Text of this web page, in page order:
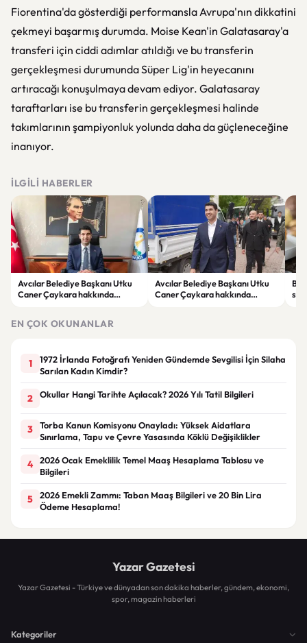
Fiorentina'da gösterdiği performansla Avrupa'nın dikkatini
çekmeyi başarmış durumda. Moise Kean'in Galatasaray'a
transferi için ciddi adımlar atıldığı ve bu transferin
gerçekleşmesi durumunda Süper Lig'in heyecanını
artıracağı konuşulmaya devam ediyor. Galatasaray
taraftarları ise bu transferin gerçekleşmesi halinde
takımlarının şampiyonluk yolunda daha da güçleneceğine
inanıyor.
İLGILI HABERLER
Avcılar Belediye Başkanı Utku
Caner Çaykara hakkında
Avcılar Belediye Başkanı Utku
Caner Çaykara hakkında
EN ÇOK OKUNANLAR
1
1972 İrlanda Fotoğrafı Yeniden Gündemde Sevgilisi İçin Silaha
Sarılan Kadın Kimdir?
2 Okullar Hangi Tarihte Açılacak? 2026 Yılı Tatil Bilgileri
3
Torba Kanun Komisyonu Onayladı: Yüksek Aidatlara
Sınırlama, Tapu ve Çevre Yasasında Köklü Değişiklikler
4
2026 Ocak Emeklilik Temel Maaş Hesaplama Tablosu ve
Bilgileri
5
2026 Emekli Zammı: Taban Maaş Bilgileri ve 20 Bin Lira
Ödeme Hesaplama!
Yazar Gazetesi
Yazar Gazetesi - Türkiye ve dünyadan son dakika haberler, gündem, ekonomi,
spor, magazin haberleri
Kategoriler